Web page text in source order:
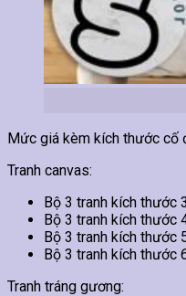
Mức giá kèm kích thước cố
Tranh canvas:
Bộ 3 tranh kích thước
Bộ 3 tranh kích thước
Bộ 3 tranh kích thước
Bộ 3 tranh kích thước
Tranh tráng gương: